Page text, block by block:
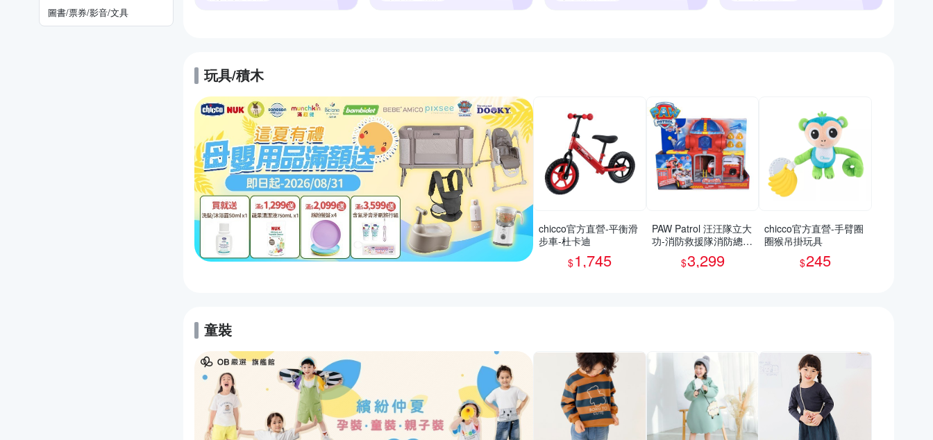
圖書/票券/影音/文具
玩具/積木的優惠推薦活動
chicco官方直營-平衡滑
步車-杜卡迪
$1,745
PAW Patrol 汪汪隊立大
功-消防救援隊消防總部
場景遊戲組_SUNUP
$3,299
chicco官方直營-手臂圈
圈猴吊掛玩具
$245
童裝